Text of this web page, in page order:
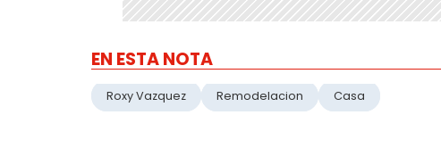
EN ESTA NOTA
Roxy Vazquez Remodelacion Casa